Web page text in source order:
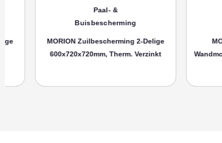
Buisbescherming
MORION Zuilbescherming 2-Delige
600x720x720mm, Therm. Verzinkt
MORION
Wandmontage